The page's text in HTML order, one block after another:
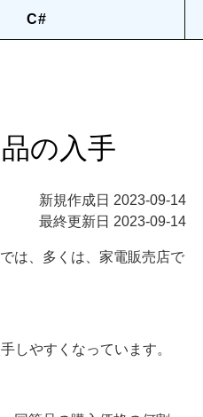
C#
の入手
新規作成日 2023-09-14
最終更新日 2023-09-14
は、多くは、家電販売店で
しやすくなっています。